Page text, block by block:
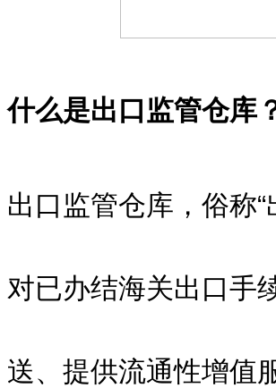
什么是出口监管仓库
出口监管仓库，俗称
对已办结海关出口手
送、提供流通性增值